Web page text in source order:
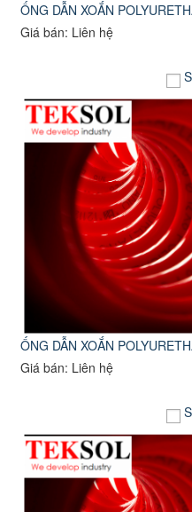
ỐNG DẪN XOẮN
Giá bán: Liên hệ
ỐNG DẪN XOẮN
Giá bán: Liên hệ